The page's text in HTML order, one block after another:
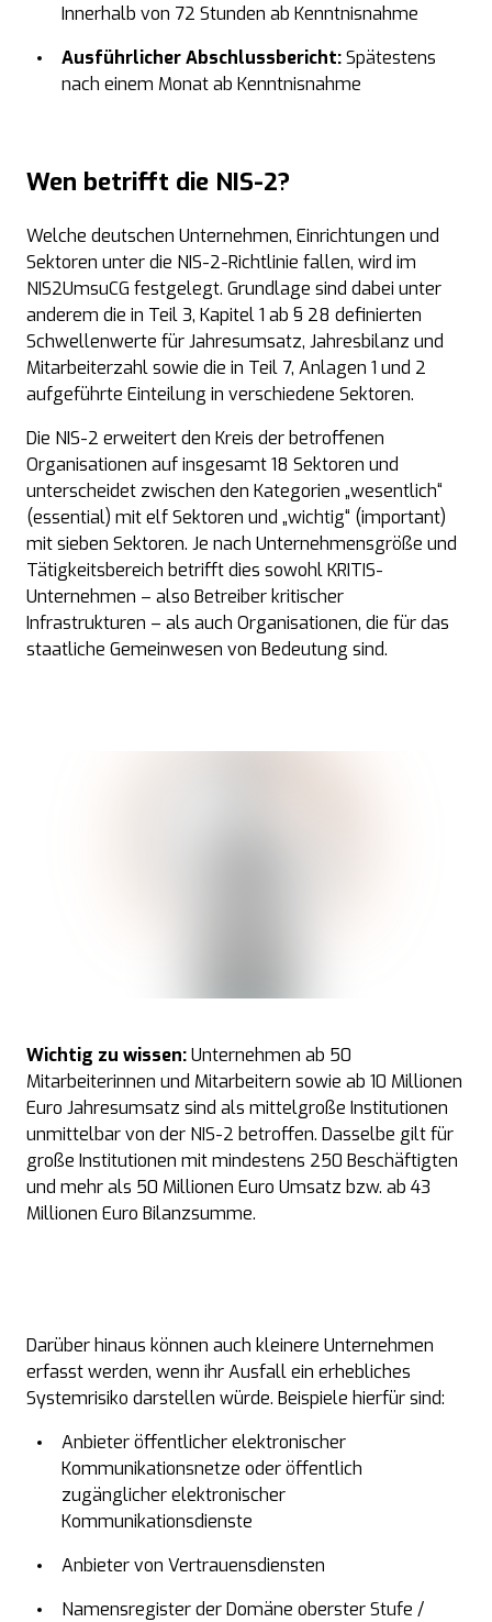
Innerhalb von 72 Stunden ab Kenntnisnahme
Ausführlicher Abschlussbericht:Spätestens
nach einem Monat ab Kenntnisnahme
Wen betrifft die NIS-2?
Welche deutschen Unternehmen, Einrichtungen und
Sektoren unter die NIS-2-Richtlinie fallen, wird im
NIS2UmsuCG festgelegt. Grundlage sind dabei unter
anderem die in Teil 3, Kapitel 1 ab § 28 definierten
Schwellenwerte für Jahresumsatz, Jahresbilanz und
Mitarbeiterzahl sowie die in Teil 7, Anlagen 1 und 2
aufgeführte Einteilung in verschiedene Sektoren.
Die NIS-2 erweitert den Kreis der betroffenen
Organisationen auf insgesamt 18 Sektoren und
unterscheidet zwischen den Kategorien „wesentlich“
(essential) mit elf Sektoren und „wichtig“ (important)
mit sieben Sektoren. Je nach Unternehmensgröße und
Tätigkeitsbereich betrifft dies sowohl KRITIS-
Unternehmen – also Betreiber kritischer
Infrastrukturen – als auch Organisationen, die für das
staatliche Gemeinwesen von Bedeutung sind.
Wichtig zu wissen:Unternehmen ab 50
Mitarbeiterinnen und Mitarbeitern sowie ab 10 Millionen
Euro Jahresumsatz sind als mittelgroße Institutionen
unmittelbar von der NIS-2 betroffen. Dasselbe gilt für
große Institutionen mit mindestens 250 Beschäftigten
und mehr als 50 Millionen Euro Umsatz bzw. ab 43
Millionen Euro Bilanzsumme.
Darüber hinaus können auch kleinere Unternehmen
erfasst werden, wenn ihr Ausfall ein erhebliches
Systemrisiko darstellen würde. Beispiele hierfür sind:
Anbieter öffentlicher elektronischer
Kommunikationsnetze oder öffentlich
zugänglicher elektronischer
Kommunikationsdienste
Anbieter von Vertrauensdiensten
Namensregister der Domäne oberster Stufe /